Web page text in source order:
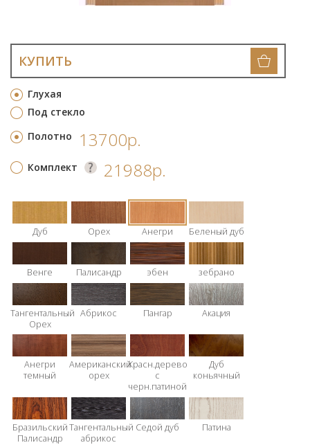
Глухая
Под стекло
КУПИТЬ
Полотно 13700р.
Комплект 21988р.
Дуб Орех Анегри Беленый дуб
Венге Палисандр эбен зебрано
Тангентальный
Орех
Абрикос Пангар Акация
Анегри
темный
Американский
орех
Красн.дерево
с
черн.патиной
Дуб
коньячный
Бразильский
Палисандр
Тангентальный
абрикос
Седой дуб Патина